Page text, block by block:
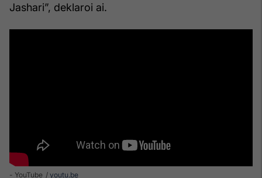
Jashari”, deklaroi ai.
- YouTube youtu.be